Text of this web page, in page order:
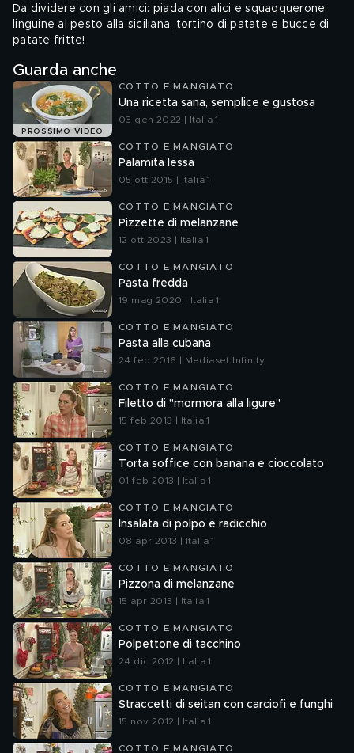
Da dividere con gli amici: piada con alici e squaqquerone,
linguine al pesto alla siciliana, tortino di patate e bucce di
patate fritte!
Guarda anche
PROSSIMO VIDEO
COTTO E MANGIATO
Una ricetta sana, semplice e gustosa
03 gen 2022 | Italia 1
COTTO E MANGIATO
Palamita lessa
05 ott 2015 | Italia 1
COTTO E MANGIATO
Pizzette di melanzane
12 ott 2023 | Italia 1
COTTO E MANGIATO
Pasta fredda
19 mag 2020 | Italia 1
COTTO E MANGIATO
Pasta alla cubana
24 feb 2016 | Mediaset Infinity
COTTO E MANGIATO
Filetto di "mormora alla ligure"
15 feb 2013 | Italia 1
COTTO E MANGIATO
Torta soffice con banana e cioccolato
01 feb 2013 | Italia 1
COTTO E MANGIATO
Insalata di polpo e radicchio
08 apr 2013 | Italia 1
COTTO E MANGIATO
Pizzona di melanzane
15 apr 2013 | Italia 1
COTTO E MANGIATO
Polpettone di tacchino
24 dic 2012 | Italia 1
COTTO E MANGIATO
Straccetti di seitan con carciofi e funghi
15 nov 2012 | Italia 1
COTTO E MANGIATO